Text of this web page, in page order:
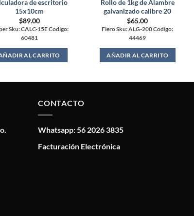
de escritorio
15x10cm
$89.00
Sku: CALC-15E Codigo:
60481
AL CARRITO
Rollo de 1kg de Alambre
galvanizado calibre 20
$65.00
Fiero Sku: ALG-200 Codigo:
44469
AÑADIR AL CARRITO
CONTACTO
Whatsapp: 56 2026 3835
Facturación Electrónica